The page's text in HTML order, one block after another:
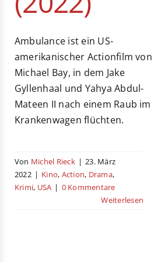
Ambulance ist ein US-
amerikanischer Actionfilm von
Michael Bay, in dem Jake
Gyllenhaal und Yahya Abdul-
Mateen II nach einem Raub im
Krankenwagen flüchten.
Von Michel Rieck | 23. März
2022 | Kino, Action, Drama,
Krimi, USA | 0 Kommentare
Weiterlesen